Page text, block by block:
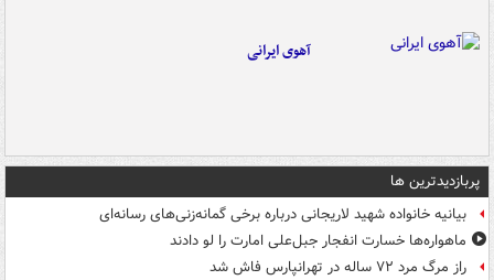
آهوی ایرانی
پربازدیدترین ها
بیانیه خانواده شهید لاریجانی درباره برخی گمانه‌زنی‌های رسانه‌ای
ماهواره‌ها خسارت انفجار جبل‌علی امارت را لو دادند
راز مرگ مرد ۷۲ ساله در تهرانپارس فاش شد